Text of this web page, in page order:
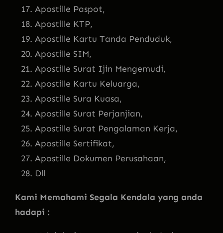
Apostille Paspot,
Apostille KTP,
Apostille Kartu Tanda Penduduk,
Apostille SIM,
Apostille Surat Ijin Mengemudi,
Apostille Kartu Keluarga,
Apostille Sura Kuasa,
Apostille Surat Perjanjian,
Apostille Surat Pengalaman Kerja,
Apostille Sertifikat,
Apostille Dokumen Perusahaan,
Dll
Kami Memahami Segala Kendala yang anda
hadapi :